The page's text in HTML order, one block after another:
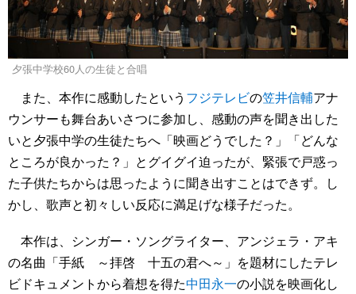
夕張中学校60人の生徒と合唱
また、本作に感動したという フジテレビの笠井信輔アナ
ウンサーも舞台あいさつに参加し、感動の声を聞き出した
いと夕張中学の生徒たちへ「映画どうでした？」「どんな
ところが良かった？」とグイグイ迫ったが、緊張で戸惑っ
た子供たちからは思ったように聞き出すことはできず。し
かし、歌声と初々しい反応に満足げな様子だった。
本作は、シンガー・ソングライター、アンジェラ・アキ
の名曲「手紙 ～拝啓 十五の君へ～」を題材にしたテレ
ビドキュメントから着想を得た中田永一の小説を映画化し